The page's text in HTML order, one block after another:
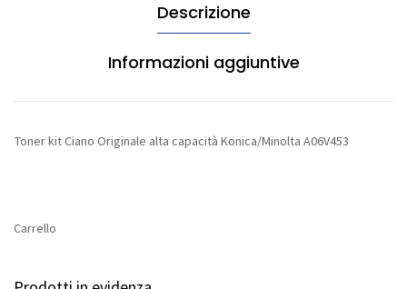
Descrizione
Informazioni aggiuntive
Toner kit Ciano Originale alta capacità Konica/Minolta A06V453
Carrello